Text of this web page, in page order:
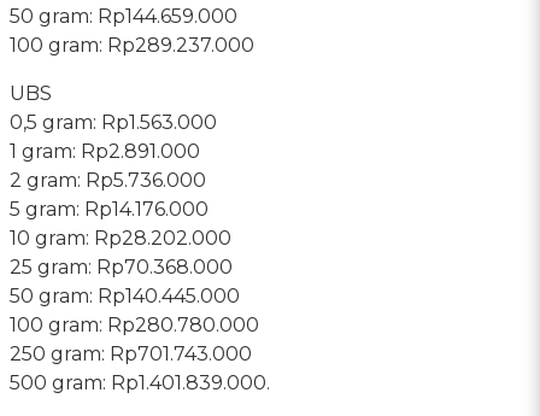
‎50 gram: Rp144.659.000
‎100 gram: Rp289.237.000
UBS
0,5 gram: Rp1.563.000
‎1 gram: Rp2.891.000
‎2 gram: Rp5.736.000
‎5 gram: Rp14.176.000
10 gram: Rp28.202.000
‎25 gram: Rp70.368.000
‎50 gram: Rp140.445.000
‎100 gram: Rp280.780.000
250 gram: Rp701.743.000
‎500 gram: Rp1.401.839.000.